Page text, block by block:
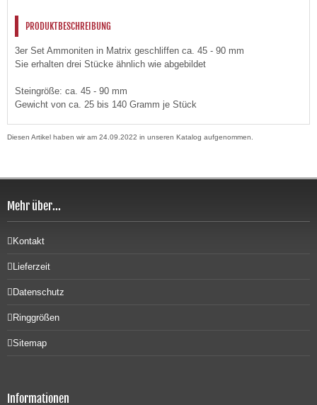
PRODUKTBESCHREIBUNG
3er Set Ammoniten in Matrix geschliffen ca. 45 - 90 mm
Sie erhalten drei Stücke ähnlich wie abgebildet
Steingröße: ca. 45 - 90 mm
Gewicht von ca. 25 bis 140 Gramm je Stück
Diesen Artikel haben wir am 24.09.2022 in unseren Katalog aufgenommen.
Mehr über...
Kontakt
Lieferzeit
Datenschutz
Ringgrößen
Sitemap
Informationen